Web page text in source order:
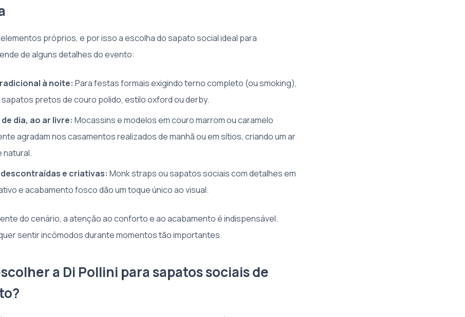
próprios, e por isso a escolha do sapato social ideal para
de alguns detalhes do evento:
à noite: Para festas formais exigindo terno completo (ou smoking),
pretos de couro polido, estilo oxford ou derby.
dia, ao ar livre: Mocassins e modelos em couro marrom ou caramelo
agradam nos casamentos realizados de manhã ou em sítios, criando um ar
natural.
e criativas: Monk straps ou sapatos sociais com detalhes em
e acabamento fosco dão um toque único ao visual.
do cenário, a atenção ao conforto e ao acabamento é indispensável.
sentir incômodos durante momentos tão importantes.
a Di Pollini para sapatos sociais de